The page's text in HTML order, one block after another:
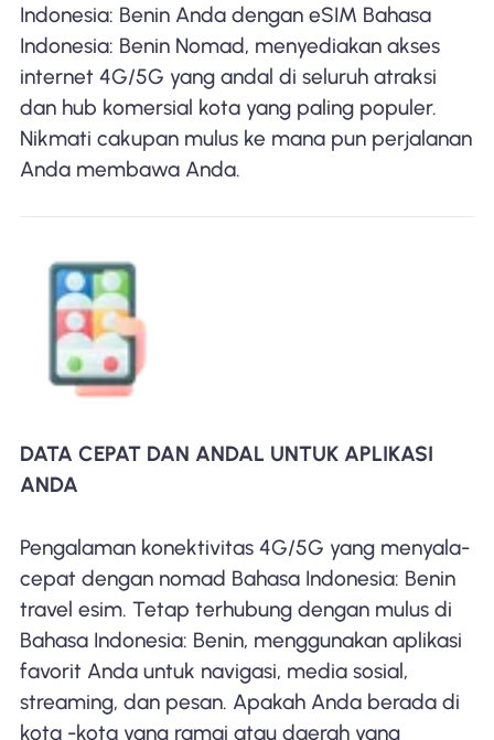
Indonesia: Benin Anda dengan eSIM Bahasa
Indonesia: Benin Nomad, menyediakan akses
internet 4G/5G yang andal di seluruh atraksi
dan hub komersial kota yang paling populer.
Nikmati cakupan mulus ke mana pun perjalanan
Anda membawa Anda.
DATA CEPAT DAN ANDAL UNTUK APLIKASI
ANDA
Pengalaman konektivitas 4G/5G yang menyala-
cepat dengan nomad Bahasa Indonesia: Benin
travel esim. Tetap terhubung dengan mulus di
Bahasa Indonesia: Benin, menggunakan aplikasi
favorit Anda untuk navigasi, media sosial,
streaming, dan pesan. Apakah Anda berada di
kota -kota yang ramai atau daerah yang